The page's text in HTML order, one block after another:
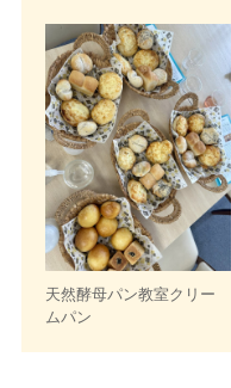
天然酵母パン教室クリー
ムパン